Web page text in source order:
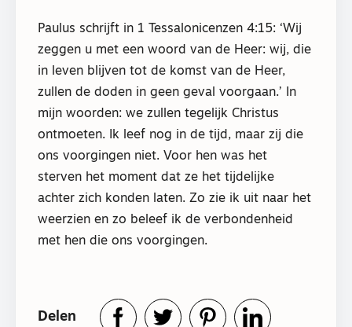
Paulus schrijft in 1 Tessalonicenzen 4:15: ‘Wij
zeggen u met een woord van de Heer: wij, die
in leven blijven tot de komst van de Heer,
zullen de doden in geen geval voorgaan.’ In
mijn woorden: we zullen tegelijk Christus
ontmoeten. Ik leef nog in de tijd, maar zij die
ons voorgingen niet. Voor hen was het
sterven het moment dat ze het tijdelijke
achter zich konden laten. Zo zie ik uit naar het
weerzien en zo beleef ik de verbondenheid
met hen die ons voorgingen.
Delen